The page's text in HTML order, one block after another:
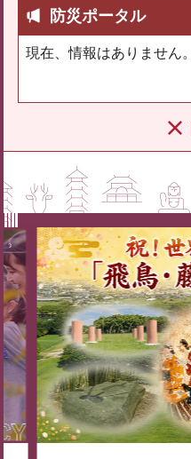
防災ポータル
現在、情報はありません。